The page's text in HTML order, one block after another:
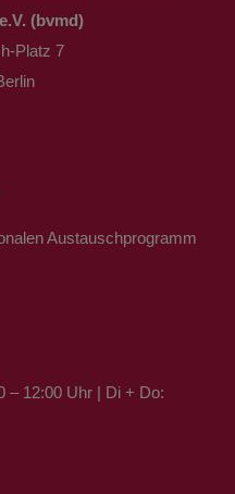
(bvmd)
Platz 7
Austauschprogramm
– 12:00 Uhr | Di + Do: